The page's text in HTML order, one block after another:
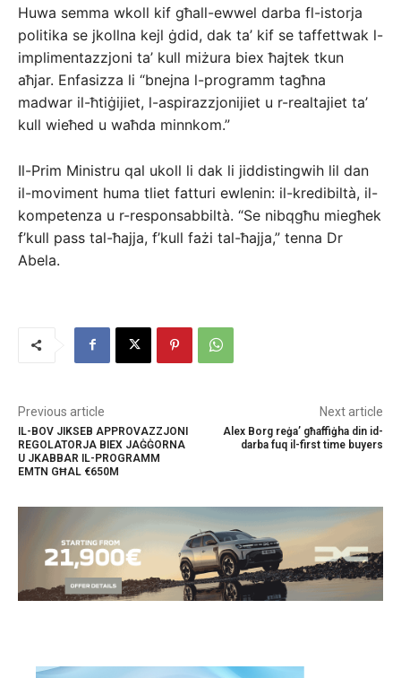
Huwa semma wkoll kif għall-ewwel darba fl-istorja
politika se jkollna kejl ġdid, dak ta’ kif se taffettwak l-
implimentazzjoni ta’ kull miżura biex ħajtek tkun
aħjar. Enfasizza li “bnejna l-programm tagħna
madwar il-ħtiġijiet, l-aspirazzjonijiet u r-realtajiet ta’
kull wieħed u waħda minnkom.”
Il-Prim Ministru qal ukoll li dak li jiddistingwih lil dan
il-moviment huma tliet fatturi ewlenin: il-kredibiltà, il-
kompetenza u r-responsabbiltà. “Se nibqgħu miegħek
f’kull pass tal-ħajja, f’kull fażi tal-ħajja,” tenna Dr
Abela.
Previous article
IL-BOV JIKSEB APPROVAZZJONI
REGOLATORJA BIEX JAĠĠORNA
U JKABBAR IL-PROGRAMM
EMTN GĦAL €650M
Next article
Alex Borg reġa’ għaffiġha din id-
darba fuq il-first time buyers